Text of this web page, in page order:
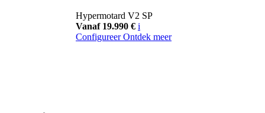
Hypermotard V2 SP
Vanaf 19.990 € i
Configureer Ontdek meer